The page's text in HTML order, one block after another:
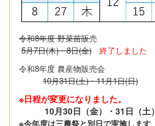
令和8年度 野菜苗販売
5月7日(木)・8日(金)
終了しました
令和8年度 農産物販売会
10月31日(土)・11月1日(日)
※日程が変更になりました。
10月30日（金）・31日（土）
※今年度は三農祭と別日で実施します